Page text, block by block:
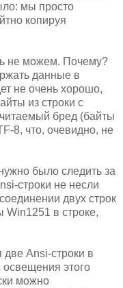
мы просто
копируя
не можем. Почему?
данные в
не очень хорошо,
из строки с
бред (байты
8, что, очевидно, не
было следить за
строки не несли
двух строк
Win1251 в строке,
Ansi-строки в
этого
можно